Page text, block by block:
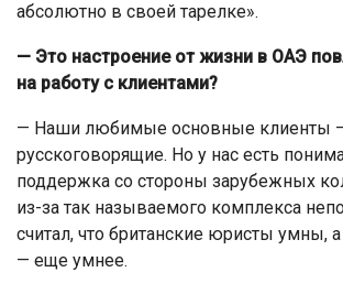
абсолютно в своей тарелке».
— Это настроение от жизни в ОАЭ
на работу с клиентами?
— Наши любимые основные клиенты
русскоговорящие. Но у нас есть
поддержка со стороны зарубежных
из-за так называемого комплекса
считал, что британские юристы умны,
— еще умнее.